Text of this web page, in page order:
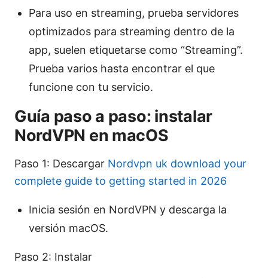
Para uso en streaming, prueba servidores
optimizados para streaming dentro de la
app, suelen etiquetarse como “Streaming”.
Prueba varios hasta encontrar el que
funcione con tu servicio.
Guía paso a paso: instalar
NordVPN en macOS
Paso 1: Descargar Nordvpn uk download your
complete guide to getting started in 2026
Inicia sesión en NordVPN y descarga la
versión macOS.
Paso 2: Instalar